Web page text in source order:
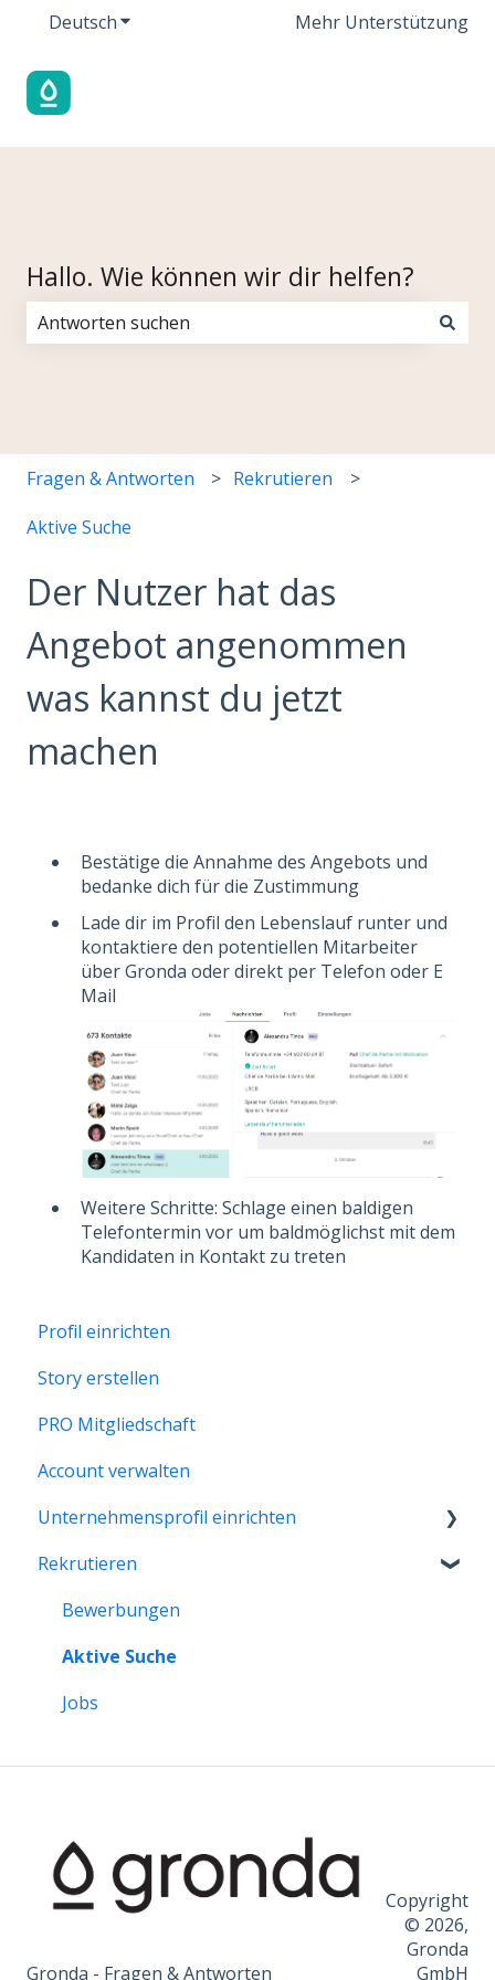
DeutschUntermenü für Übersetzungen anzeigen
Mehr Unterstützung
Hallo. Wie können wir dir helfen?
Fragen & Antworten Rekrutieren
Aktive Suche
Der Nutzer hat das
Angebot angenommen
was kannst du jetzt
machen
Bestätige die Annahme des Angebots und
bedanke dich für die Zustimmung
Lade dir im Profil den Lebenslauf runter und
kontaktiere den potentiellen Mitarbeiter
über Gronda oder direkt per Telefon oder E
Mail
Weitere Schritte: Schlage einen baldigen
Telefontermin vor um baldmöglichst mit dem
Kandidaten in Kontakt zu treten
Profil einrichten
Story erstellen
PRO Mitgliedschaft
Account verwalten
Unternehmensprofil einrichten
Erste Schritte
Unternehmensprofil verwalten
Rekrutieren
Bewerbungen
Aktive Suche
Jobs
Gronda - Fragen & Antworten
Copyright
© 2026,
Gronda
GmbH